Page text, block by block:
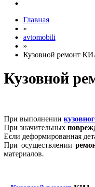
Главная
»
avtomobili
»
Кузовной ремонт
Кузовной
При выполнении
При значительных
Если деформированная
При осуществлении
материалов.